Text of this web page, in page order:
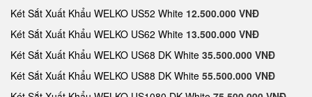
Két Sắt Xuất Khẩu WELKO US52 White 12.500.000 VNĐ
Két Sắt Xuất Khẩu WELKO US62 White 13.500.000 VNĐ
Két Sắt Xuất Khẩu WELKO US68 DK White 35.500.000 VNĐ
Két Sắt Xuất Khẩu WELKO US88 DK White 55.500.000 VNĐ